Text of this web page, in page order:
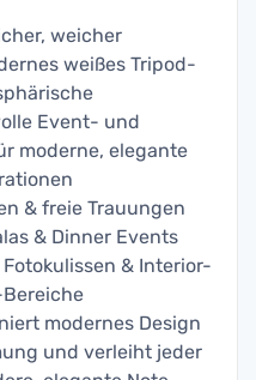
weicher
weißes Tripod-
Event- und
moderne, elegante
& freie Trauungen
& Dinner Events
& Interior-
modernes Design
und verleiht jeder